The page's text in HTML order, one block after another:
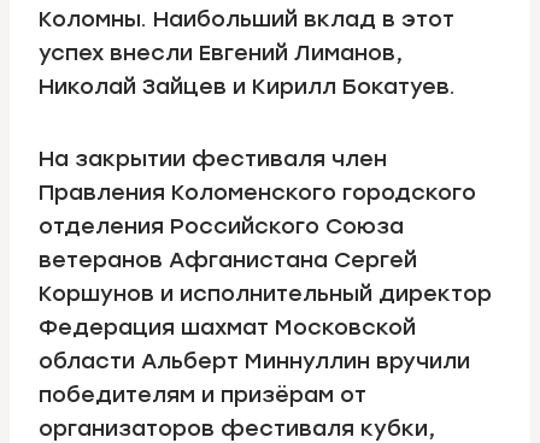
Коломны. Наибольший вклад в этот
успех внесли Евгений Лиманов,
Николай Зайцев и Кирилл Бокатуев.
На закрытии фестиваля член
Правления Коломенского городского
отделения Российского Союза
ветеранов Афганистана Сергей
Коршунов и исполнительный директор
Федерация шахмат Московской
области Альберт Миннуллин вручили
победителям и призёрам от
организаторов фестиваля кубки,